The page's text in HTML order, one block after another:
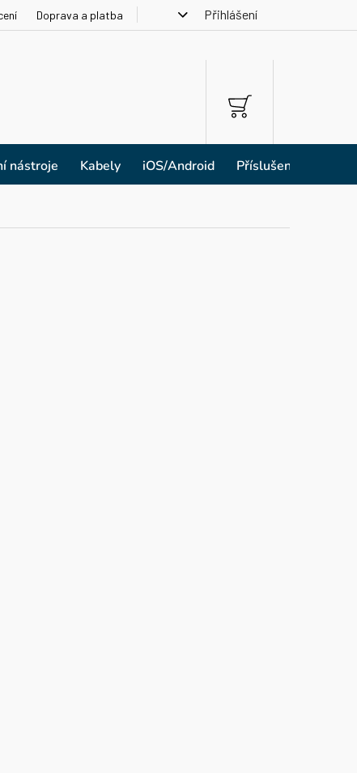
Doprava a platba Přihlášení
NÁKUPNÍ
KOŠÍK
nástroje Kabely iOS/Android Příslušenství